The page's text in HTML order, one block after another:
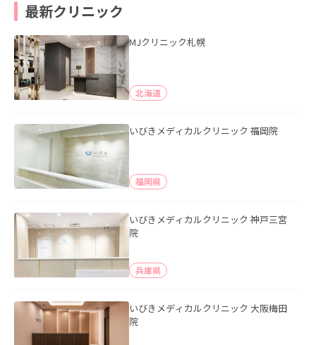
最新クリニック
MJクリニック札幌
北海道
いびきメディカルクリニック 福岡院
福岡県
いびきメディカルクリニック 神戸三宮
院
兵庫県
いびきメディカルクリニック 大阪梅田
院